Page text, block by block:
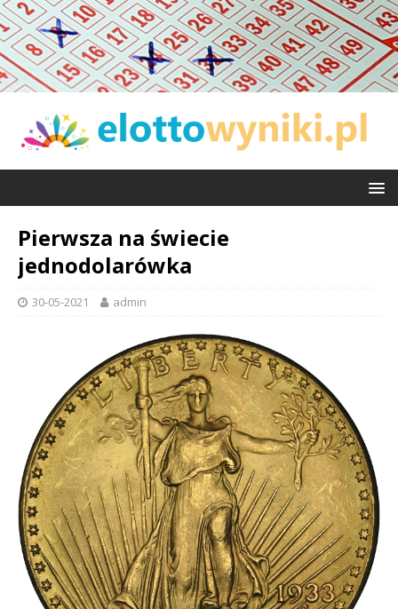
Pierwsza na świecie
jednodolarówka
30-05-2021 admin